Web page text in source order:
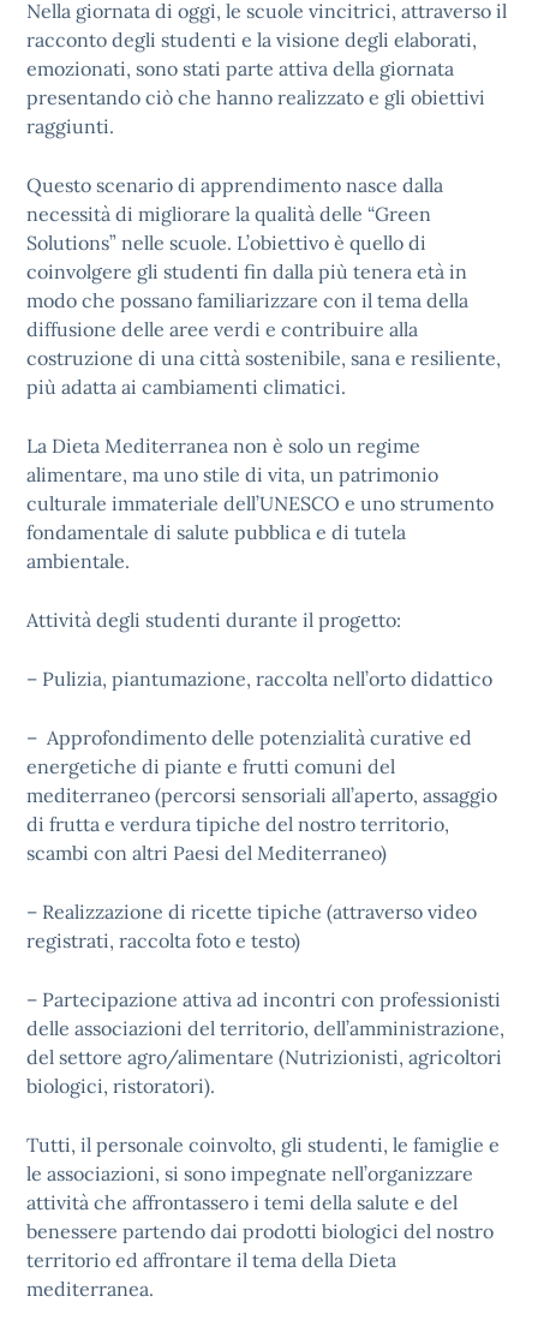
Nella giornata di oggi, le scuole vincitrici, attraverso il
racconto degli studenti e la visione degli elaborati,
emozionati, sono stati parte attiva della giornata
presentando ciò che hanno realizzato e gli obiettivi
raggiunti.
Questo scenario di apprendimento nasce dalla
necessità di migliorare la qualità delle “Green
Solutions” nelle scuole. L’obiettivo è quello di
coinvolgere gli studenti fin dalla più tenera età in
modo che possano familiarizzare con il tema della
diffusione delle aree verdi e contribuire alla
costruzione di una città sostenibile, sana e resiliente,
più adatta ai cambiamenti climatici.
La Dieta Mediterranea non è solo un regime
alimentare, ma uno stile di vita, un patrimonio
culturale immateriale dell’UNESCO e uno strumento
fondamentale di salute pubblica e di tutela
ambientale.
Attività degli studenti durante il progetto:
– Pulizia, piantumazione, raccolta nell’orto didattico
– Approfondimento delle potenzialità curative ed
energetiche di piante e frutti comuni del
mediterraneo (percorsi sensoriali all’aperto, assaggio
di frutta e verdura tipiche del nostro territorio,
scambi con altri Paesi del Mediterraneo)
– Realizzazione di ricette tipiche (attraverso video
registrati, raccolta foto e testo)
– Partecipazione attiva ad incontri con professionisti
delle associazioni del territorio, dell’amministrazione,
del settore agro/alimentare (Nutrizionisti, agricoltori
biologici, ristoratori).
Tutti, il personale coinvolto, gli studenti, le famiglie e
le associazioni, si sono impegnate nell’organizzare
attività che affrontassero i temi della salute e del
benessere partendo dai prodotti biologici del nostro
territorio ed affrontare il tema della Dieta
mediterranea.